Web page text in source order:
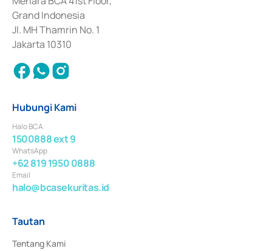
Surat Berharga Komersial yang izinnya diterbitkan pada tahun 2018.
Grand Indonesia
Jl. MH Thamrin No. 1
Jakarta 10310
Hubungi Kami
Halo BCA
1500888 ext 9
WhatsApp
+62 819 1950 0888
Email
halo@bcasekuritas.id
Tautan
Tentang Kami